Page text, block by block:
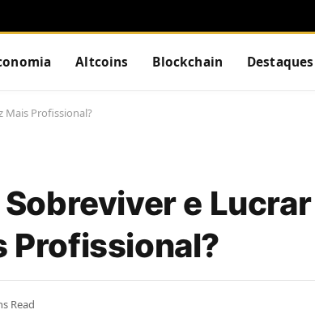
Altcoins Blockchain Destaques
Mais Profissional?
e
Profissional?
Read